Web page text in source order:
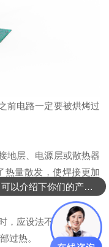
前电路一定要被烘烤过
地层、电源层或散热器
热量散发，使焊接更加
，应设法不去连续焊接
过热。
可以介绍下你们的产品么？